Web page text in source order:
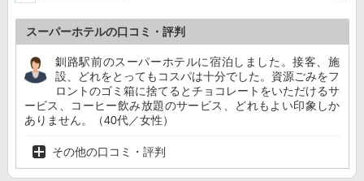
スーパーホテルの口コミ・評判
釧路駅前のスーパーホテルに宿泊しました。接客、施
設、どれをとってもコスパは十分でした。資源ごみをフ
ロントのゴミ箱に捨てるとチョコレートをいただけるサ
ービス、コーヒー飲み放題のサービス、どれもよい印象しか
ありません。（40代／女性）
その他の口コミ・評判